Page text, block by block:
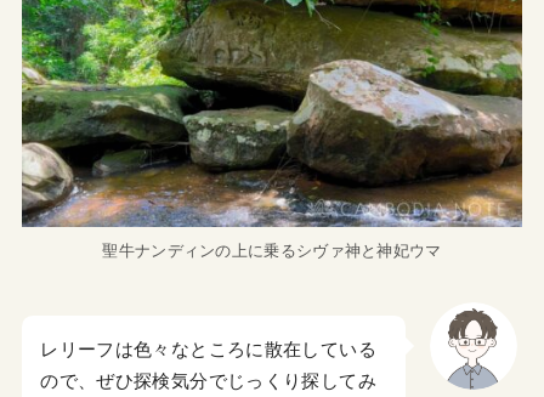
聖牛ナンディンの上に乗るシヴァ神と神妃ウマ
レリーフは色々なところに散在している
ので、ぜひ探検気分でじっくり探してみ